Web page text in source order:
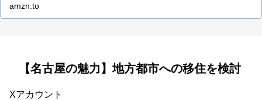
amzn.to
【名古屋の魅力】地方都市への移住を検討
Xアカウント